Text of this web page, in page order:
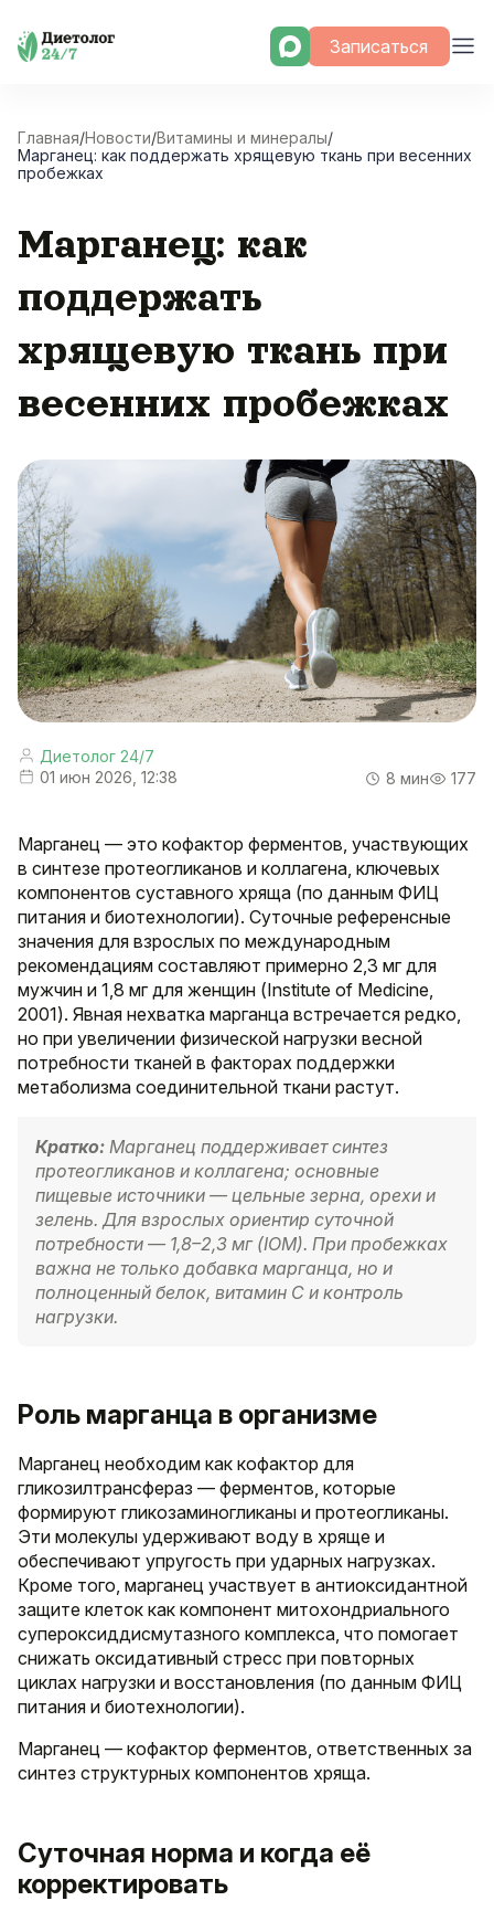
Skip
Записаться
Главная/Новости/Витамины и минералы/
Марганец: как поддержать хрящевую ткань при весенних
пробежках
Марганец: как
поддержать
хрящевую ткань при
весенних пробежках
Диетолог 24/7
01 июн 2026, 12:38
8 мин 177
Марганец — это кофактор ферментов, участвующих
в синтезе протеогликанов и коллагена, ключевых
компонентов суставного хряща (по данным ФИЦ
питания и биотехнологии). Суточные референсные
значения для взрослых по международным
рекомендациям составляют примерно 2,3 мг для
мужчин и 1,8 мг для женщин (Institute of Medicine,
2001). Явная нехватка марганца встречается редко,
но при увеличении физической нагрузки весной
потребности тканей в факторах поддержки
метаболизма соединительной ткани растут.
Кратко: Марганец поддерживает синтез
протеогликанов и коллагена; основные
пищевые источники — цельные зерна, орехи и
зелень. Для взрослых ориентир суточной
потребности — 1,8–2,3 мг (IOM). При пробежках
важна не только добавка марганца, но и
полноценный белок, витамин C и контроль
нагрузки.
Роль марганца в организме
Марганец необходим как кофактор для
гликозилтрансфераз — ферментов, которые
формируют гликозаминогликаны и протеогликаны.
Эти молекулы удерживают воду в хряще и
обеспечивают упругость при ударных нагрузках.
Кроме того, марганец участвует в антиоксидантной
защите клеток как компонент митохондриального
супероксиддисмутазного комплекса, что помогает
снижать оксидативный стресс при повторных
циклах нагрузки и восстановления (по данным ФИЦ
питания и биотехнологии).
Марганец — кофактор ферментов, ответственных за
синтез структурных компонентов хряща.
Суточная норма и когда её
корректировать